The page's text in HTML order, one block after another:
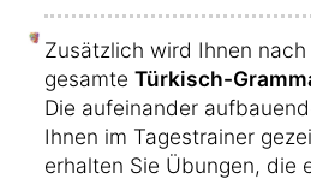
Zusätzlich wird Ihnen
gesamte Türkisch-
Die aufeinander
Ihnen im Tagestrainer
erhalten Sie Übungen, die